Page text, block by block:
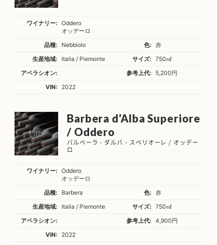
ワイナリー:
Oddero
オッデーロ
品種:
Nebbiolo 色:
赤
生産地域:
Italia / Piemonte サイズ:
750㎖
アペラシオン:
参考上代:
5,200円
VIN:
2022
Barbera d’Alba Superiore
/ Oddero
バルベーラ・ダルバ・スペリオーレ / オッデー
ロ
ワイナリー:
Oddero
オッデーロ
品種:
Barbera 色:
赤
生産地域:
Italia / Piemonte サイズ:
750㎖
アペラシオン:
参考上代:
4,900円
VIN:
2022